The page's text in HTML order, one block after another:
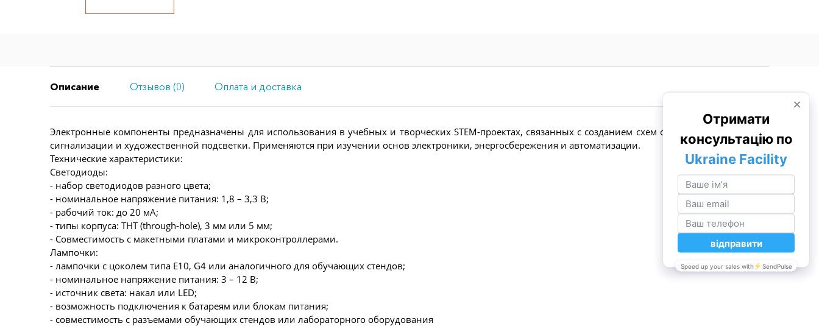
Описание Отзывов (0) Оплата и доставка
Электронные компоненты предназначены для использования в учебных и творческих STEM-проектах, связанных с созданием схем освещения, индикации,
сигнализации и художественной подсветки. Применяются при изучении основ электроники, энергосбережения и автоматизации.
Технические характеристики:
Светодиоды:
- набор светодиодов разного цвета;
- номинальное напряжение питания: 1,8 – 3,3 В;
- рабочий ток: до 20 мА;
- типы корпуса: THT (through-hole), 3 мм или 5 мм;
- Совместимость с макетными платами и микроконтроллерами.
Лампочки:
- лампочки с цоколем типа E10, G4 или аналогичного для обучающих стендов;
- номинальное напряжение питания: 3 – 12 В;
- источник света: накал или LED;
- возможность подключения к батареям или блокам питания;
- совместимость с разъемами обучающих стендов или лабораторного оборудования